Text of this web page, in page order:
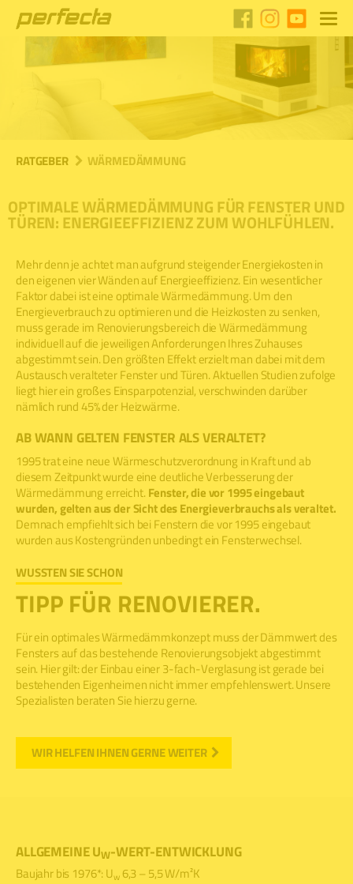
RATGEBER WÄRMEDÄMMUNG
OPTIMALE WÄRMEDÄMMUNG FÜR FENSTER UND
TÜREN: ENERGIEEFFIZIENZ ZUM WOHLFÜHLEN.
Mehr denn je achtet man aufgrund steigender Energiekosten in
den eigenen vier Wänden auf Energieeffizienz. Ein wesentlicher
Faktor dabei ist eine optimale Wärmedämmung. Um den
Energieverbrauch zu optimieren und die Heizkosten zu senken,
muss gerade im Renovierungsbereich die Wärmedämmung
individuell auf die jeweiligen Anforderungen Ihres Zuhauses
abgestimmt sein. Den größten Effekt erzielt man dabei mit dem
Austausch veralteter Fenster und Türen. Aktuellen Studien zufolge
liegt hier ein großes Einsparpotenzial, verschwinden darüber
nämlich rund 45% der Heizwärme.
AB WANN GELTEN FENSTER ALS VERALTET?
1995 trat eine neue Wärmeschutzverordnung in Kraft und ab
diesem Zeitpunkt wurde eine deutliche Verbesserung der
Wärmedämmung erreicht. Fenster, die vor 1995 eingebaut
wurden, gelten aus der Sicht des Energieverbrauchs als veraltet.
Demnach empfiehlt sich bei Fenstern die vor 1995 eingebaut
wurden aus Kostengründen unbedingt ein Fensterwechsel.
WUSSTEN SIE SCHON
TIPP FÜR RENOVIERER.
Für ein optimales Wärmedämmkonzept muss der Dämmwert des
Fensters auf das bestehende Renovierungsobjekt abgestimmt
sein. Hier gilt: der Einbau einer 3-fach-Verglasung ist gerade bei
bestehenden Eigenheimen nicht immer empfehlenswert. Unsere
Spezialisten beraten Sie hierzu gerne.
WIR HELFEN IHNEN GERNE WEITER
ALLGEMEINE UW-WERT-ENTWICKLUNG
Baujahr bis 1976*: Uw6,3 – 5,5 W/m²K